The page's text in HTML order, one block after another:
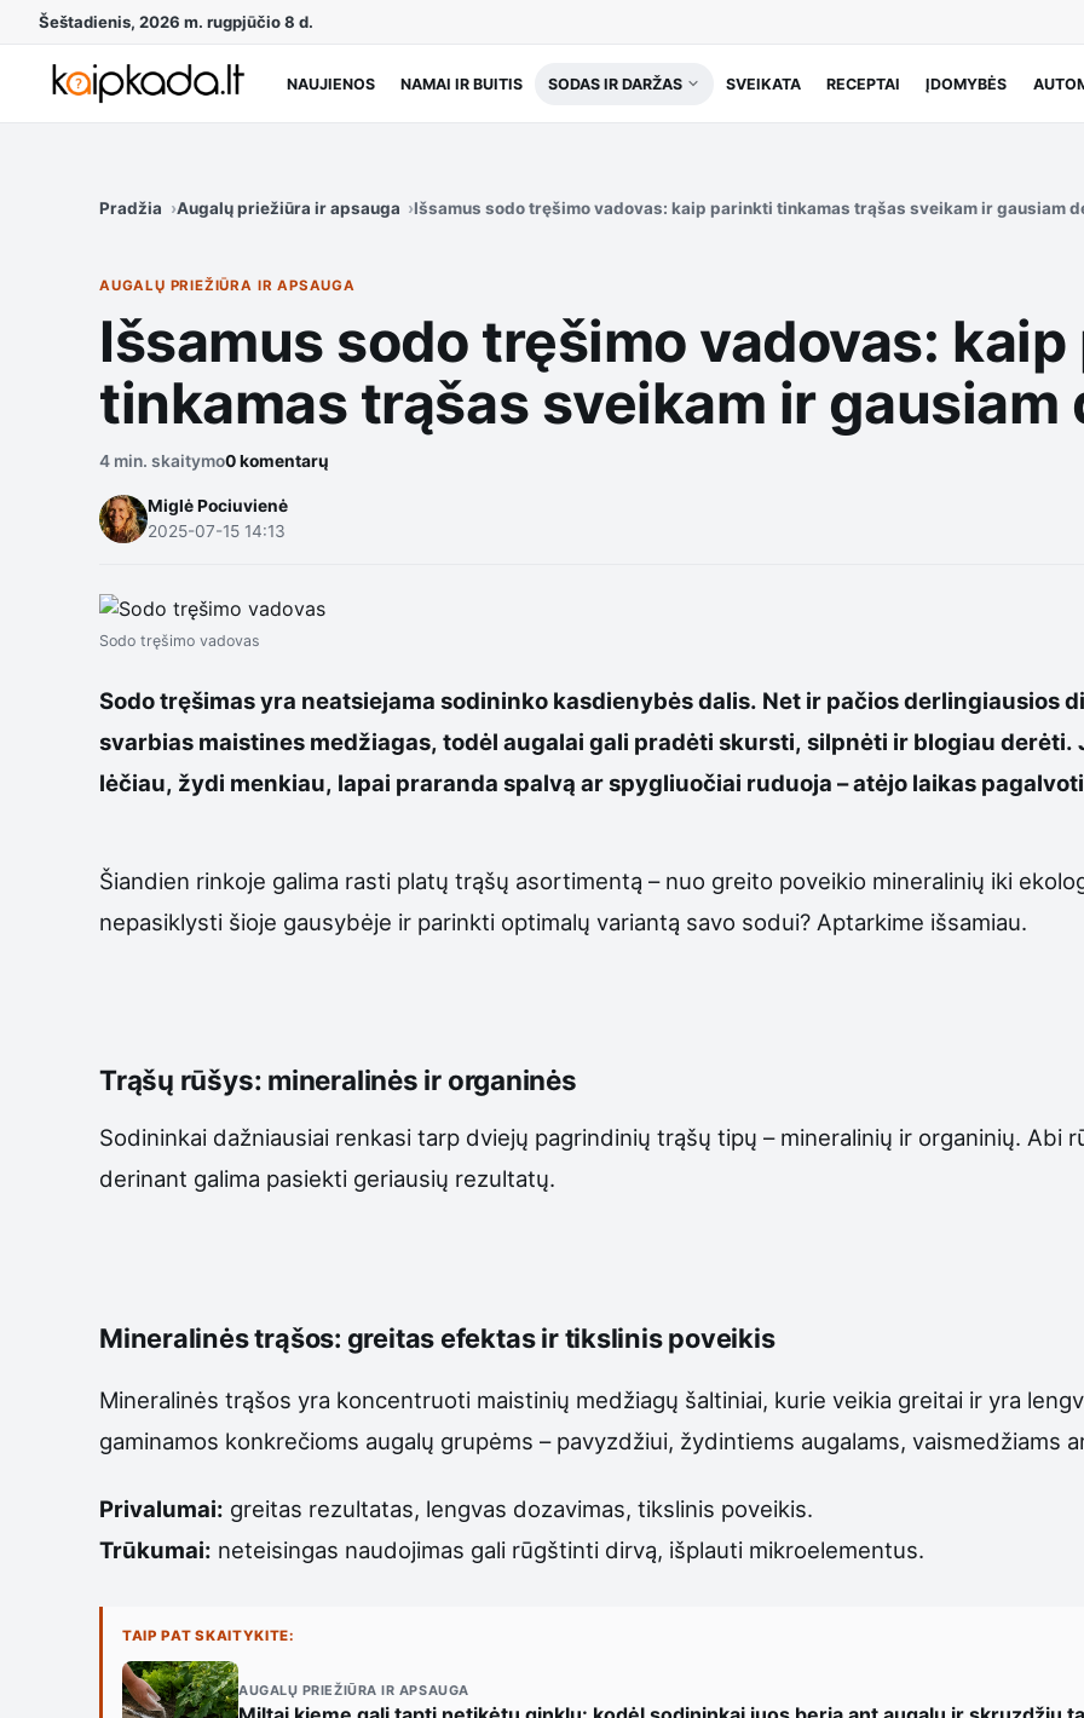
Šeštadienis, 2026 m. rugpjūčio 8 d.
NAUJIENOS NAMAI IR BUITIS SODAS IR DARŽAS SVEIKATA RECEPTAI ĮDOMYBĖS
Pradžia Augalų priežiūra ir apsauga Išsamus sodo tręšimo vadovas: kaip parinkti tinkamas trąšas sveikam ir gausiam
AUGALŲ PRIEŽIŪRA IR APSAUGA
Išsamus sodo tręšimo vadovas:
tinkamas trąšas sveikam ir gausiam
4 min. skaitymo0 komentarų
Miglė Pociuvienė
2025-07-15 14:13
Sodo tręšimo vadovas
Sodo tręšimas yra neatsiejama sodininko kasdienybės dalis. Net ir pačios derlingiausios
svarbias maistines medžiagas, todėl augalai gali pradėti skursti, silpnėti ir blogiau derėti.
lėčiau, žydi menkiau, lapai praranda spalvą ar spygliuočiai ruduoja – atėjo laikas
Šiandien rinkoje galima rasti platų trąšų asortimentą – nuo greito poveikio mineralinių iki
nepasiklysti šioje gausybėje ir parinkti optimalų variantą savo sodui? Aptarkime išsamiau.
Trąšų rūšys: mineralinės ir organinės
Sodininkai dažniausiai renkasi tarp dviejų pagrindinių trąšų tipų – mineralinių ir organinių. Abi
derinant galima pasiekti geriausių rezultatų.
Mineralinės trąšos: greitas efektas ir tikslinis poveikis
Mineralinės trąšos yra koncentruoti maistinių medžiagų šaltiniai, kurie veikia greitai ir yra
gaminamos konkrečioms augalų grupėms – pavyzdžiui, žydintiems augalams, vaismedžiams
Privalumai: greitas rezultatas, lengvas dozavimas, tikslinis poveikis.
Trūkumai: neteisingas naudojimas gali rūgštinti dirvą, išplauti mikroelementus.
TAIP PAT SKAITYKITE:
AUGALŲ PRIEŽIŪRA IR APSAUGA